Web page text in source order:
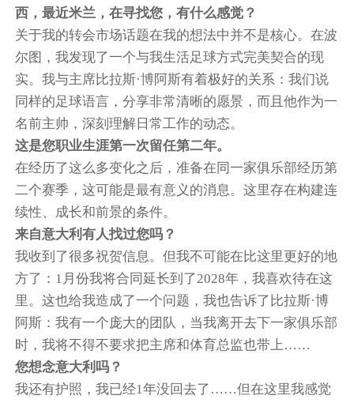
西，最近米兰，在寻找您，有什么感觉？
关于我的转会市场话题在我的想法中并不是核心。在波
尔图，我发现了一个与我生活足球方式完美契合的现
实。我与主席比拉斯·博阿斯有着极好的关系：我们说
同样的足球语言，分享非常清晰的愿景，而且他作为一
名前主帅，深刻理解日常工作的动态。
这是您职业生涯第一次留任第二年。
在经历了这么多变化之后，准备在同一家俱乐部经历第
二个赛季，这可能是最有意义的消息。这里存在构建连
续性、成长和前景的条件。
来自意大利有人找过您吗？
我收到了很多祝贺信息。但我不可能在比这里更好的地
方了：1月份我将合同延长到了2028年，我喜欢待在这
里。这也给我造成了一个问题，我也告诉了比拉斯·博
阿斯：我有一个庞大的团队，当我离开去下一家俱乐部
时，我将不得不要求把主席和体育总监也带上……
您想念意大利吗？
我还有护照，我已经1年没回去了……但在这里我感觉